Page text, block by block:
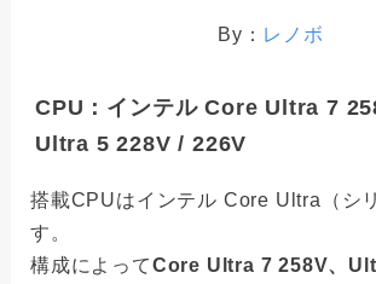
By： レノボ
CPU：インテル Core Ultra 7
Ultra 5 228V / 226V
搭載CPUはインテル Core Ultra（シ
す。
構成によってCore Ultra 7 258V、